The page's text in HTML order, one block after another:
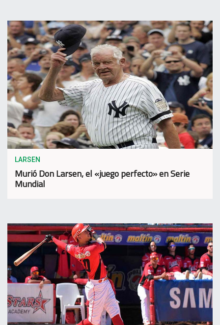
LARSEN
Murió Don Larsen, el «juego perfecto» en Serie
Mundial